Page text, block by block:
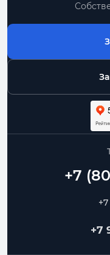
По размерам
типовые
воздуховоды,
От
Воздуховоды
Радиусные
+7